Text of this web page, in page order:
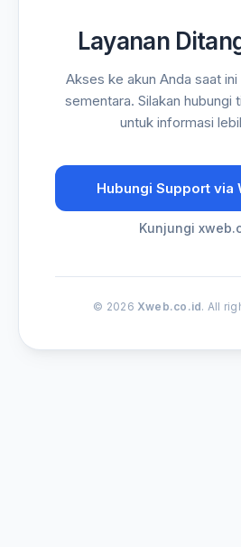
Layanan
Akses ke akun Anda saat
sementara. Silakan hubungi
untuk informasi
Hubungi Support via
Kunjungi
© 2026 Xweb.co.id. All